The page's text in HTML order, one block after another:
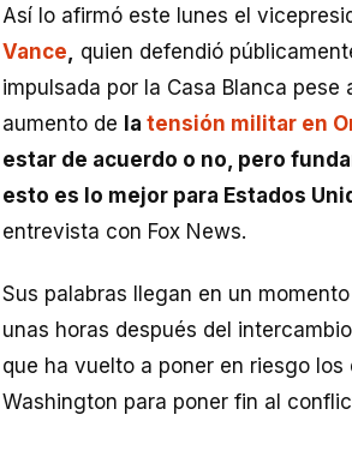
Así lo afirmó este lunes el
Vance, quien defendió
impulsada por la Casa Blanca pese
aumento de la tensión militar en
estar de acuerdo o no, pero
esto es lo mejor para Estados
entrevista con Fox News.
Sus palabras llegan en un
unas horas después del
que ha vuelto a poner en riesgo
Washington para poner fin al